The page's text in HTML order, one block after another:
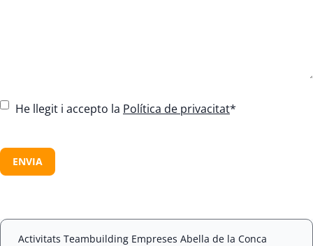
C
s
e
*
He llegit i accepto la Política de privacitat*
A
P
H
Activitats Teambuilding Empreses Abella de la Conca